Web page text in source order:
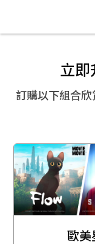
立即
訂購以下組合欣
歐美